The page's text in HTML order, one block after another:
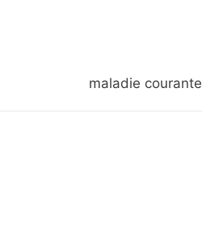
maladie courante